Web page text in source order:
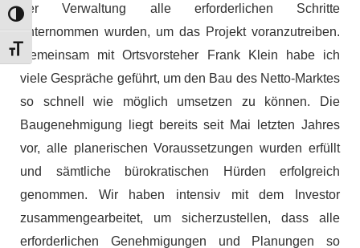
Umschalten auf hohe Kontraste
Schrift vergrößern
der Verwaltung alle erforderlichen Schritte
unternommen wurden, um das Projekt voranzutreiben.
Gemeinsam mit Ortsvorsteher Frank Klein habe ich
viele Gespräche geführt, um den Bau des Netto-Marktes
so schnell wie möglich umsetzen zu können. Die
Baugenehmigung liegt bereits seit Mai letzten Jahres
vor, alle planerischen Voraussetzungen wurden erfüllt
und sämtliche bürokratischen Hürden erfolgreich
genommen. Wir haben intensiv mit dem Investor
zusammengearbeitet, um sicherzustellen, dass alle
erforderlichen Genehmigungen und Planungen so